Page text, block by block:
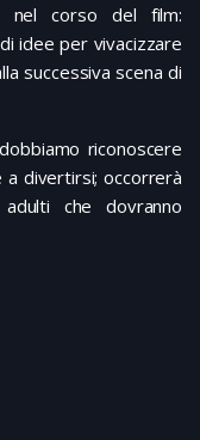
nel corso del film:
idee per vivacizzare
successiva scena di
riconoscere
a divertirsi; occorrerà
che dovranno